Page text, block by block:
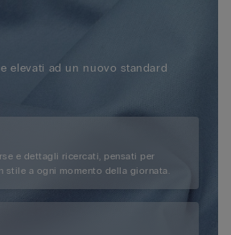
elevati ad un nuovo standard
e dettagli ricercati, pensati per
stile a ogni momento della giornata.